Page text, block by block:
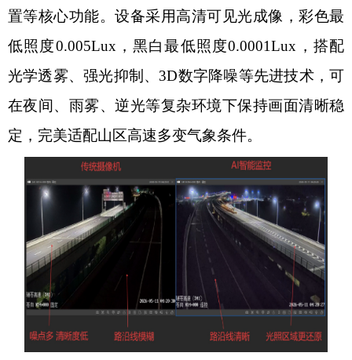
置等核心功能。设备采用高清可见光成像，彩色最
低照度0.005Lux，黑白最低照度0.0001Lux，搭配
光学透雾、强光抑制、3D数字降噪等先进技术，可
在夜间、雨雾、逆光等复杂环境下保持画面清晰稳
定，完美适配山区高速多变气象条件。